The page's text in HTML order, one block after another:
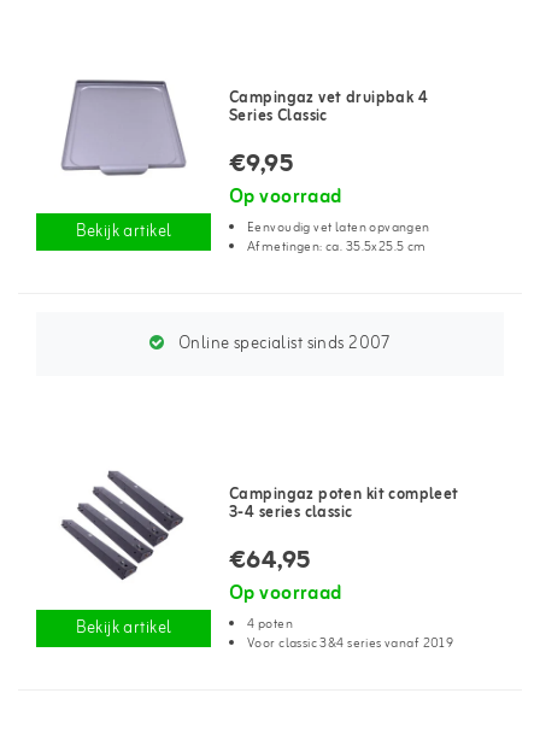
Bekijk artikel
Campingaz vet druipbak 4
Series Classic
€9,95
Op voorraad
Eenvoudig vet laten opvangen
Afmetingen: ca. 35.5x25.5 cm
Online specialist sinds 2007
Bekijk artikel
Campingaz poten kit compleet
3-4 series classic
€64,95
Op voorraad
4 poten
Voor classic 3&4 series vanaf 2019